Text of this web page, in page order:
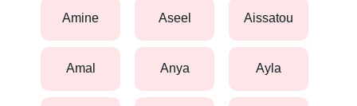
amine aseel aissatou
amal anya ayla